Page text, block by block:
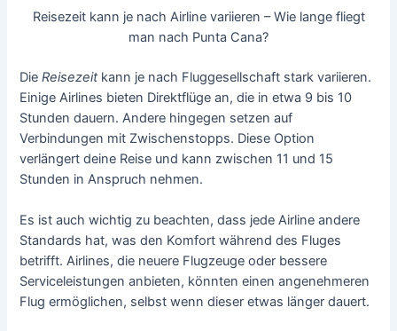
Reisezeit kann je nach Airline variieren – Wie lange fliegt
man nach Punta Cana?
DieReisezeitkann je nach Fluggesellschaft stark variieren.
Einige Airlines bieten Direktflüge an, die in etwa 9 bis 10
Stunden dauern. Andere hingegen setzen auf
Verbindungen mit Zwischenstopps. Diese Option
verlängert deine Reise und kann zwischen 11 und 15
Stunden in Anspruch nehmen.
Es ist auch wichtig zu beachten, dass jede Airline andere
Standards hat, was den Komfort während des Fluges
betrifft. Airlines, die neuere Flugzeuge oder bessere
Serviceleistungen anbieten, könnten einen angenehmeren
Flug ermöglichen, selbst wenn dieser etwas länger dauert.